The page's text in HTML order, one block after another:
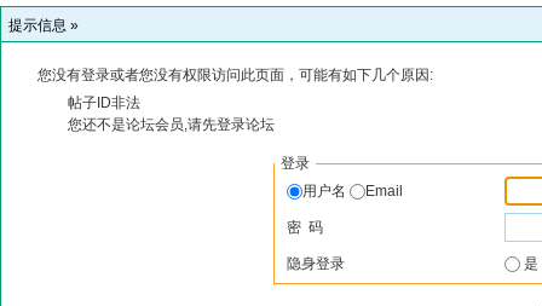
提示信息 »
您没有登录或者您没有权限访问此页面，可能有如下几个原因:
帖子ID非法
您还不是论坛会员,请先登录论坛
登录
用户名
Email
密 码
隐身登录